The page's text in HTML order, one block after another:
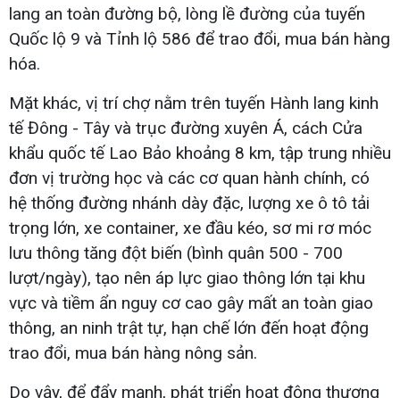
lang an toàn đường bộ, lòng lề đường của tuyến
Quốc lộ 9 và Tỉnh lộ 586 để trao đổi, mua bán hàng
hóa.
Mặt khác, vị trí chợ nằm trên tuyến Hành lang kinh
tế Đông - Tây và trục đường xuyên Á, cách Cửa
khẩu quốc tế Lao Bảo khoảng 8 km, tập trung nhiều
đơn vị trường học và các cơ quan hành chính, có
hệ thống đường nhánh dày đặc, lượng xe ô tô tải
trọng lớn, xe container, xe đầu kéo, sơ mi rơ móc
lưu thông tăng đột biến (bình quân 500 - 700
lượt/ngày), tạo nên áp lực giao thông lớn tại khu
vực và tiềm ẩn nguy cơ cao gây mất an toàn giao
thông, an ninh trật tự, hạn chế lớn đến hoạt động
trao đổi, mua bán hàng nông sản.
Do vậy, để đẩy mạnh, phát triển hoạt động thương